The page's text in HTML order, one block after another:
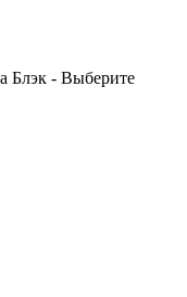
Блэк - Выберите